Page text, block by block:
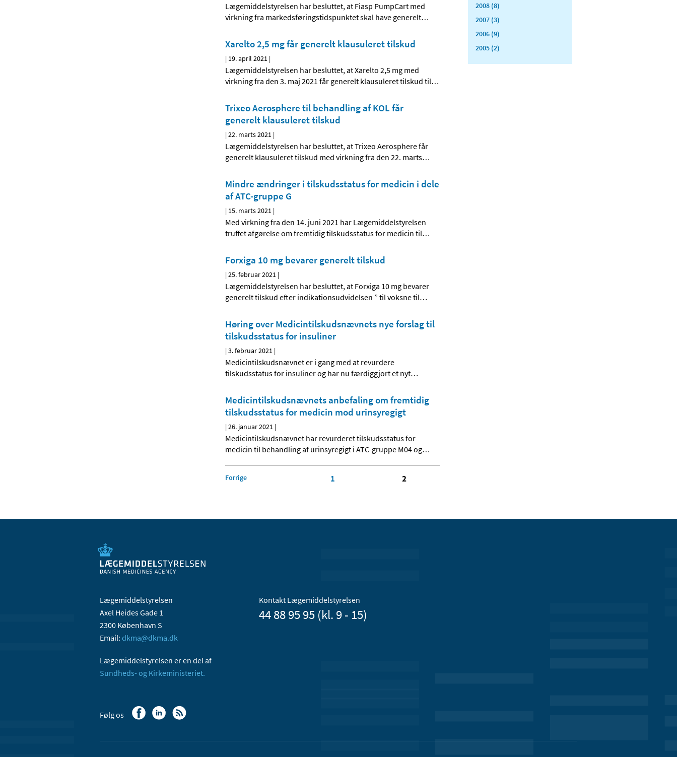
Lægemiddelstyrelsen har besluttet, at Fiasp PumpCart med
virkning fra markedsføringstidspunktet skal have generelt…
Xarelto 2,5 mg får generelt klausuleret tilskud
| 19. april 2021 |
Lægemiddelstyrelsen har besluttet, at Xarelto 2,5 mg med
virkning fra den 3. maj 2021 får generelt klausuleret tilskud til…
Trixeo Aerosphere til behandling af KOL får
generelt klausuleret tilskud
|22. marts 2021 |
Lægemiddelstyrelsen har besluttet, at Trixeo Aerosphere får
generelt klausuleret tilskud med virkning fra den 22. marts…
Mindre ændringer i tilskudsstatus for medicin i dele
af ATC-gruppe G
| 15. marts 2021 |
Med virkning fra den 14. juni 2021 har Lægemiddelstyrelsen
truffet afgørelse om fremtidig tilskudsstatus for medicin til…
Forxiga 10 mg bevarer generelt tilskud
|25. februar 2021 |
Lægemiddelstyrelsen har besluttet, at Forxiga 10 mg bevarer
generelt tilskud efter indikationsudvidelsen ” til voksne til…
Høring over Medicintilskudsnævnets nye forslag til
tilskudsstatus for insuliner
|3. februar 2021 |
Medicintilskudsnævnet er i gang med at revurdere
tilskudsstatus for insuliner og har nu færdiggjort et nyt…
Medicintilskudsnævnets anbefaling om fremtidig
tilskudsstatus for medicin mod urinsyregigt
|26. januar 2021 |
Medicintilskudsnævnet har revurderet tilskudsstatus for
medicin til behandling af urinsyregigt i ATC-gruppe M04 og…
Forrige 1 2
2008 (8)
2007 (3)
2006 (9)
2005 (2)
Lægemiddelstyrelsen
Axel Heides Gade 1
2300 København S
Email: dkma@dkma.dk
Lægemiddelstyrelsen er en del af
Sundheds- og Kirkeministeriet.
Kontakt Lægemiddelstyrelsen
44 88 95 95 (kl. 9 - 15)
Følg os